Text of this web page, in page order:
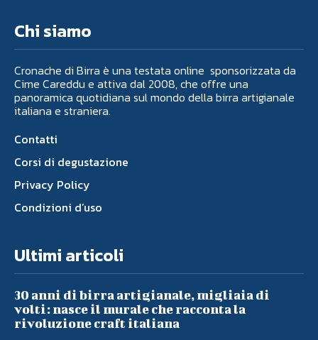
Chi siamo
Cronache di Birra è una testata online sponsorizzata da
Cime Careddu e attiva dal 2008, che offre una
panoramica quotidiana sul mondo della birra artigianale
italiana e straniera.
Contatti
Corsi di degustazione
Privacy Policy
Condizioni d’uso
Ultimi articoli
30 anni di birra artigianale, migliaia di
volti: nasce il murale che racconta la
rivoluzione craft italiana